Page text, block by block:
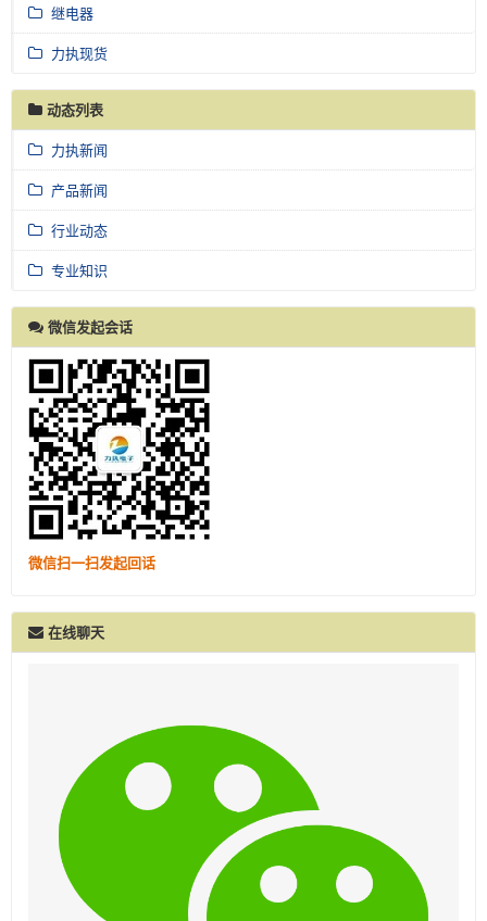
继电器
力执现货
动态列表
力执新闻
产品新闻
行业动态
专业知识
微信发起会话
微信扫一扫发起回话
在线聊天